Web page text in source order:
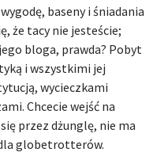
baseny i śniadania
że tacy nie jesteście;
bloga, prawda? Pobyt
i wszystkimi jej
wycieczkami
Chcecie wejść na
przez dżunglę, nie ma
globetrotterów.